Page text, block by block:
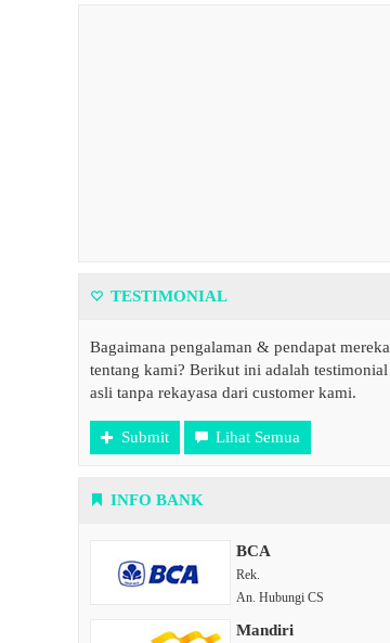
TESTIMONIAL
Bagaimana pengalaman & pendapat mereka
tentang kami? Berikut ini adalah testimonial
asli tanpa rekayasa dari customer kami.
Submit Lihat Semua
INFO BANK
BCA
Rek.
An. Hubungi CS
Mandiri